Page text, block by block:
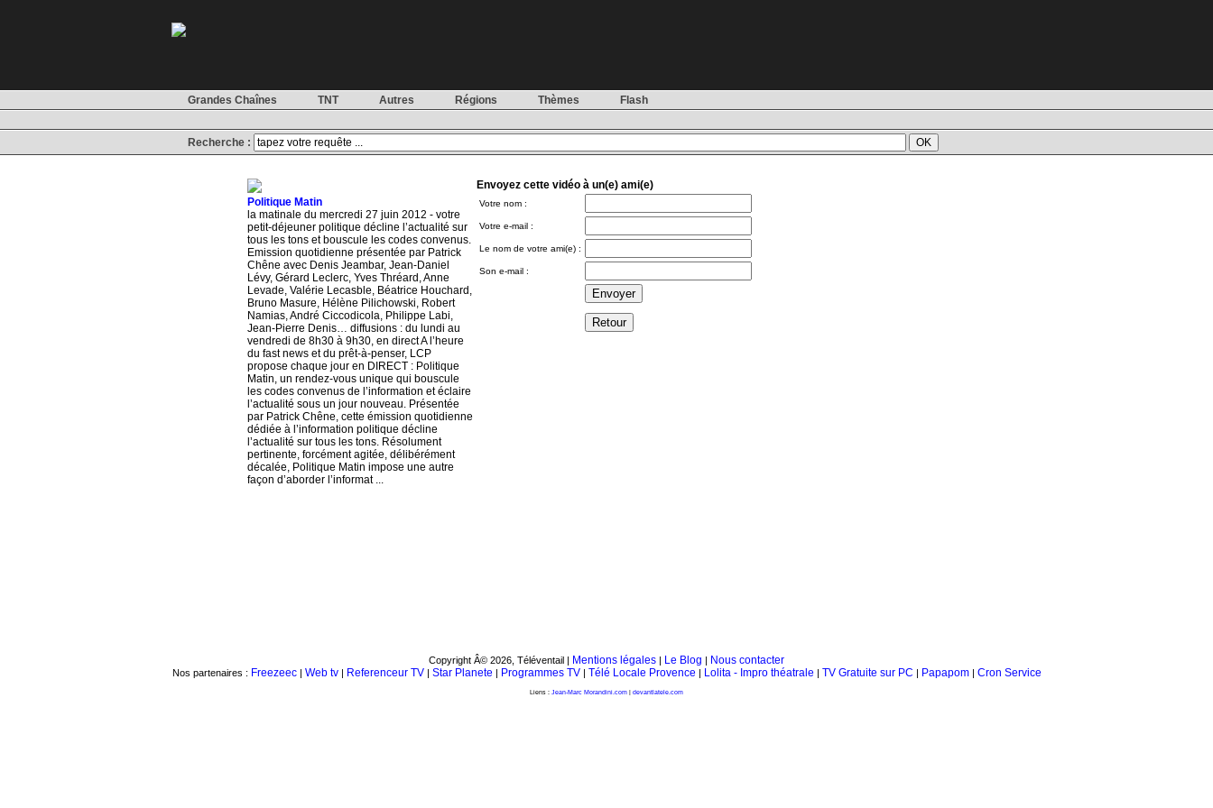
Grandes Chaînes TNT Autres Régions Thèmes Flash
Recherche :
Politique Matin
la matinale du mercredi 27 juin 2012 - votre
petit-déjeuner politique décline l’actualité sur
tous les tons et bouscule les codes convenus.
Emission quotidienne présentée par Patrick
Chêne avec Denis Jeambar, Jean-Daniel
Lévy, Gérard Leclerc, Yves Thréard, Anne
Levade, Valérie Lecasble, Béatrice Houchard,
Bruno Masure, Hélène Pilichowski, Robert
Namias, André Ciccodicola, Philippe Labi,
Jean-Pierre Denis… diffusions : du lundi au
vendredi de 8h30 à 9h30, en direct A l’heure
du fast news et du prêt-à-penser, LCP
propose chaque jour en DIRECT : Politique
Matin, un rendez-vous unique qui bouscule
les codes convenus de l’information et éclaire
l’actualité sous un jour nouveau. Présentée
par Patrick Chêne, cette émission quotidienne
dédiée à l’information politique décline
l’actualité sur tous les tons. Résolument
pertinente, forcément agitée, délibérément
décalée, Politique Matin impose une autre
façon d’aborder l’informat ...
Envoyez cette vidéo à un(e) ami(e)
Votre nom :
Votre e-mail :
Le nom de votre ami(e) :
Son e-mail :
Copyright Â© 2026, Téléventail | Mentions légales | Le Blog | Nous contacter
Nos partenaires : Freezeec| Web tv| Referenceur TV| Star Planete | Programmes TV| Télé Locale Provence | Lolita - Impro théatrale | TV Gratuite sur PC | Papapom| Cron Service
Liens : Jean-Marc Morandini.com devantlatele.com